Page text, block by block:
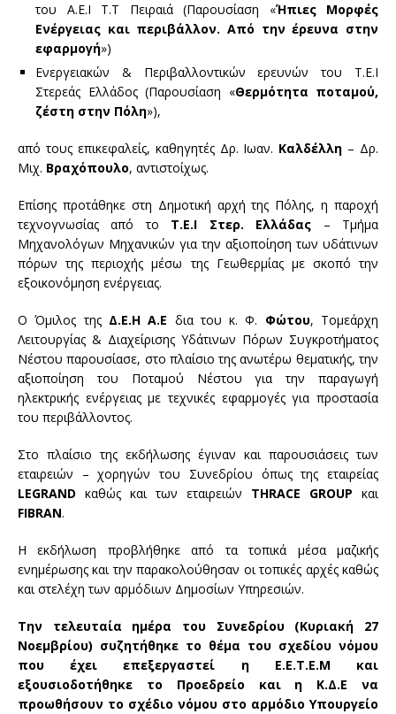
του Α.Ε.Ι Τ.Τ Πειραιά (Παρουσίαση «Ήπιες Μορφές
Ενέργειας και περιβάλλον. Από την έρευνα στην
εφαρμογή»)
Ενεργειακών & Περιβαλλοντικών ερευνών του Τ.Ε.Ι
Στερεάς Ελλάδος (Παρουσίαση «Θερμότητα ποταμού,
ζέστη στην Πόλη»),
από τους επικεφαλείς, καθηγητές Δρ. Ιωαν. Καλδέλλη – Δρ.
Μιχ. Βραχόπουλο, αντιστοίχως.
Επίσης προτάθηκε στη Δημοτική αρχή της Πόλης, η παροχή
τεχνογνωσίας από το Τ.Ε.Ι Στερ. Ελλάδας – Τμήμα
Μηχανολόγων Μηχανικών για την αξιοποίηση των υδάτινων
πόρων της περιοχής μέσω της Γεωθερμίας με σκοπό την
εξοικονόμηση ενέργειας.
Ο Όμιλος της Δ.Ε.Η Α.Ε δια του κ. Φ. Φώτου, Τομεάρχη
Λειτουργίας & Διαχείρισης Υδάτινων Πόρων Συγκροτήματος
Νέστου παρουσίασε, στο πλαίσιο της ανωτέρω θεματικής, την
αξιοποίηση του Ποταμού Νέστου για την παραγωγή
ηλεκτρικής ενέργειας με τεχνικές εφαρμογές για προστασία
του περιβάλλοντος.
Στο πλαίσιο της εκδήλωσης έγιναν και παρουσιάσεις των
εταιρειών – χορηγών του Συνεδρίου όπως της εταιρείας
LEGRAND καθώς και των εταιρειών THRACE GROUP και
FIBRAN.
Η εκδήλωση προβλήθηκε από τα τοπικά μέσα μαζικής
ενημέρωσης και την παρακολούθησαν οι τοπικές αρχές καθώς
και στελέχη των αρμόδιων Δημοσίων Υπηρεσιών.
Την τελευταία ημέρα του Συνεδρίου (Κυριακή 27
Νοεμβρίου) συζητήθηκε το θέμα του σχεδίου νόμου
που έχει επεξεργαστεί η Ε.Ε.Τ.Ε.Μ και
εξουσιοδοτήθηκε το Προεδρείο και η Κ.Δ.Ε να
προωθήσουν το σχέδιο νόμου στο αρμόδιο Υπουργείο